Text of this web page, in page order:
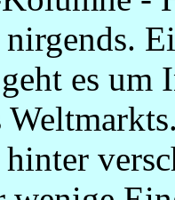
es um